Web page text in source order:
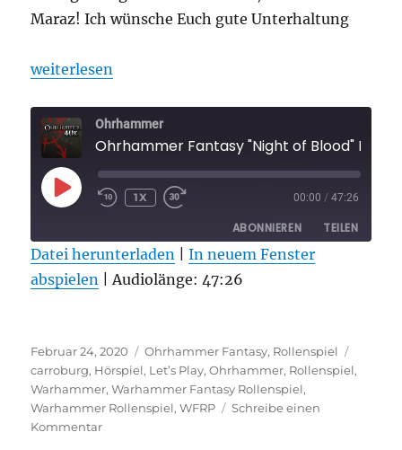
Maraz! Ich wünsche Euch gute Unterhaltung
„Ohrhammer Fantasy „Night of Blood“ Folge 4“
weiterlesen
Ohrhammer
PLAY
EPISODE
1X 00:00 / 47:26
ABONNIEREN TEILEN
RSS FEED
TEILEN
EMBED
Datei herunterladen |In neuem Fenster
abspielen
Audiolänge: 47:26
Veröffentlicht
am
Februar 24, 2020 Kategorien
Ohrhammer Fantasy, Rollenspiel
carroburg, Hörspiel, Let’s Play,Ohrhammer, Rollenspiel,
Warhammer,Warhammer Fantasy Rollenspiel,
Warhammer Rollenspiel,WFRP
Schreibe einen
Kommentarzu